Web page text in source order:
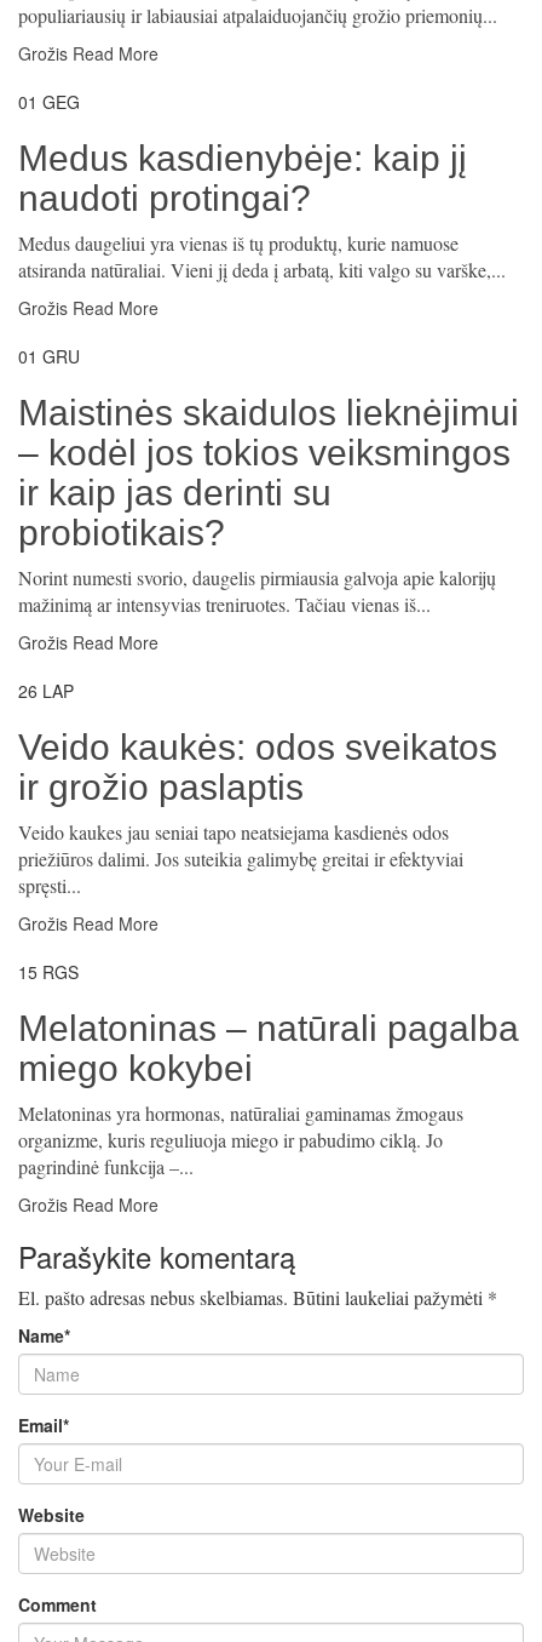
populiariausių ir labiausiai atpalaiduojančių grožio priemonių...
Grožis Read More
01 GEG
Medus kasdienybėje: kaip jį
naudoti protingai?
Medus daugeliui yra vienas iš tų produktų, kurie namuose
atsiranda natūraliai. Vieni jį deda į arbatą, kiti valgo su varške,...
Grožis Read More
01 GRU
Maistinės skaidulos lieknėjimui
– kodėl jos tokios veiksmingos
ir kaip jas derinti su
probiotikais?
Norint numesti svorio, daugelis pirmiausia galvoja apie kalorijų
mažinimą ar intensyvias treniruotes. Tačiau vienas iš...
Grožis Read More
26 LAP
Veido kaukės: odos sveikatos
ir grožio paslaptis
Veido kaukes jau seniai tapo neatsiejama kasdienės odos
priežiūros dalimi. Jos suteikia galimybę greitai ir efektyviai
spręsti...
Grožis Read More
15 RGS
Melatoninas – natūrali pagalba
miego kokybei
Melatoninas yra hormonas, natūraliai gaminamas žmogaus
organizme, kuris reguliuoja miego ir pabudimo ciklą. Jo
pagrindinė funkcija –...
Grožis Read More
Parašykite komentarą
El. pašto adresas nebus skelbiamas. Būtini laukeliai pažymėti *
Name*
Email*
Website
Comment